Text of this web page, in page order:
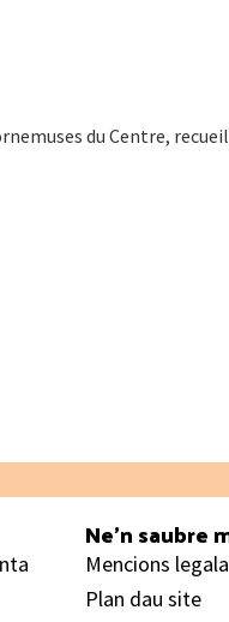
du Centre,
Ne’n saubre
Mencions
Plan dau site